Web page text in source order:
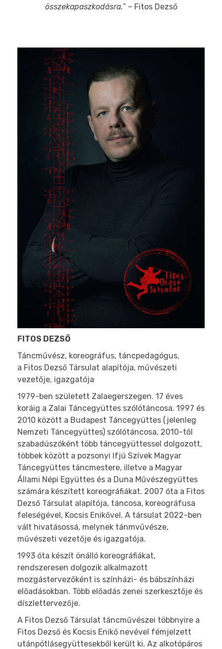
összekapaszkodásra.” – Fitos Dezső
FITOS DEZSŐ
Táncművész, koreográfus, táncpedagógus,
a Fitos Dezső Társulat alapítója, művészeti
vezetője, igazgatója
1979-ben született Zalaegerszegen. 17 éves
koráig a Zalai Táncegyüttes szólótáncosa. 1997 és
2010 között a Budapest Táncegyüttes (jelenleg
Nemzeti Táncegyüttes) szólótáncosa, 2010-től
szabadúszóként több táncegyüttessel dolgozott,
többek között a pozsonyi Ifjú Szívek Magyar
Táncegyüttes táncmestere, illetve a Magyar
Állami Népi Együttes és a Duna Művészegyüttes
számára készített koreográfiákat. 2007 óta a Fitos
Dezső Társulat alapítója, táncosa, koreográfusa
feleségével, Kocsis Enikővel. A társulat 2022-ben
vált hivatásossá, melynek tánmvűvésze,
művészeti vezetője és igazgatója.
1993 óta készít önálló koreográfiákat,
rendszeresen dolgozik alkalmazott
mozgástervezőként is színházi- és bábszínházi
előadásokban. Több előadás zenei szerkesztője és
díszlettervezője.
A Fitos Dezső Társulat táncművészei többnyire a
Fitos Dezső és Kocsis Enikő nevével fémjelzett
utánpótlásegyüttesekből került ki. Az alkotópáros